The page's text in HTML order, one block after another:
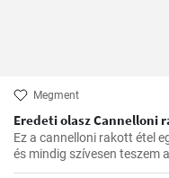
Megment
Eredeti olasz Cannelloni
Ez a cannelloni rakott étel
és mindig szívesen teszem
a kívánt időben a sütőben